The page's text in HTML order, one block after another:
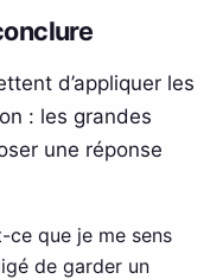
d’appliquer les
: les grandes
une réponse
ce que je me sens
de garder un